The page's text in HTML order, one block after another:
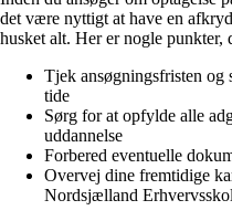
det være nyttigt at have en
husket alt. Her er nogle punkter,
Tjek ansøgningsfristen og
tide
Sørg for at opfylde alle
uddannelse
Forbered eventuelle
Overvej dine fremtidige
Nordsjælland